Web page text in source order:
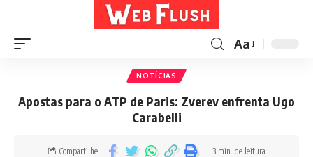
Aa
NOTÍCIAS
Apostas para o ATP de Paris: Zverev enfrenta Ugo
Carabelli
Compartilhe 3 min. de leitura